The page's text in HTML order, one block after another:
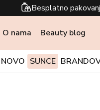
Besplatno
O nama Beauty blog
NOVO SUNCE